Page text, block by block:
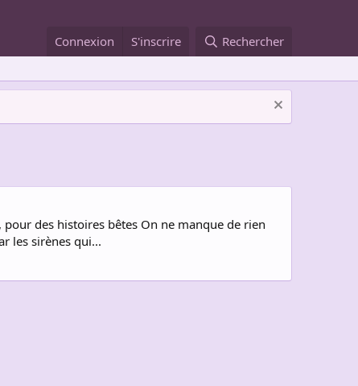
Connexion S'inscrire Rechercher
des histoires bêtes On ne manque de rien
les sirènes qui...